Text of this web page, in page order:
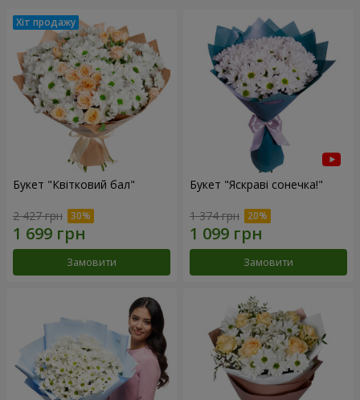
Букет "Квітковий бал"
2 427 грн
Замовити
Букет "Яскраві сонечка!"
1 374 грн
Замовити